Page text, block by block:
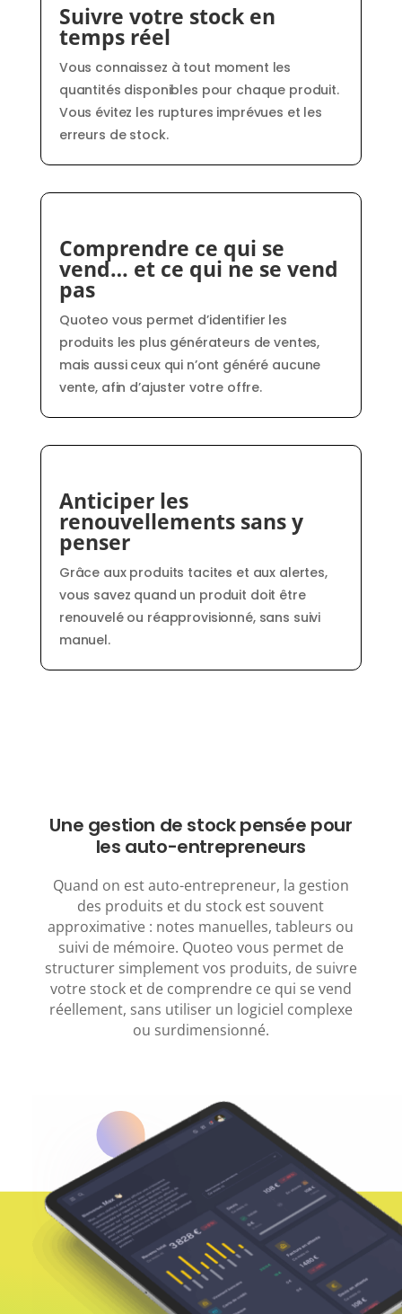
Suivre votre stock en
temps réel
Vous connaissez à tout moment les
quantités disponibles pour chaque produit.
Vous évitez les ruptures imprévues et les
erreurs de stock.
Comprendre ce qui se
vend… et ce qui ne se vend
pas
Quoteo vous permet d’identifier les
produits les plus générateurs de ventes,
mais aussi ceux qui n’ont généré aucune
vente, afin d’ajuster votre offre.
Anticiper les
renouvellements sans y
penser
Grâce aux produits tacites et aux alertes,
vous savez quand un produit doit être
renouvelé ou réapprovisionné, sans suivi
manuel.
Une gestion de stock pensée pour
les auto-entrepreneurs
Quand on est auto-entrepreneur, la gestion
des produits et du stock est souvent
approximative : notes manuelles, tableurs ou
suivi de mémoire. Quoteo vous permet de
structurer simplement vos produits, de suivre
votre stock et de comprendre ce qui se vend
réellement, sans utiliser un logiciel complexe
ou surdimensionné.